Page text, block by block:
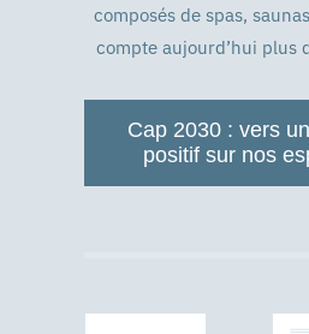
composés de spas,
compte aujourd’hui plus
Cap 2030 : vers
positif sur nos